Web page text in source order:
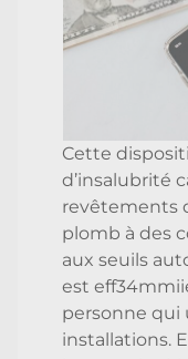
Cette
d’insalubrité
revêtements
plomb à des
aux seuils
est
personne qui
installations.